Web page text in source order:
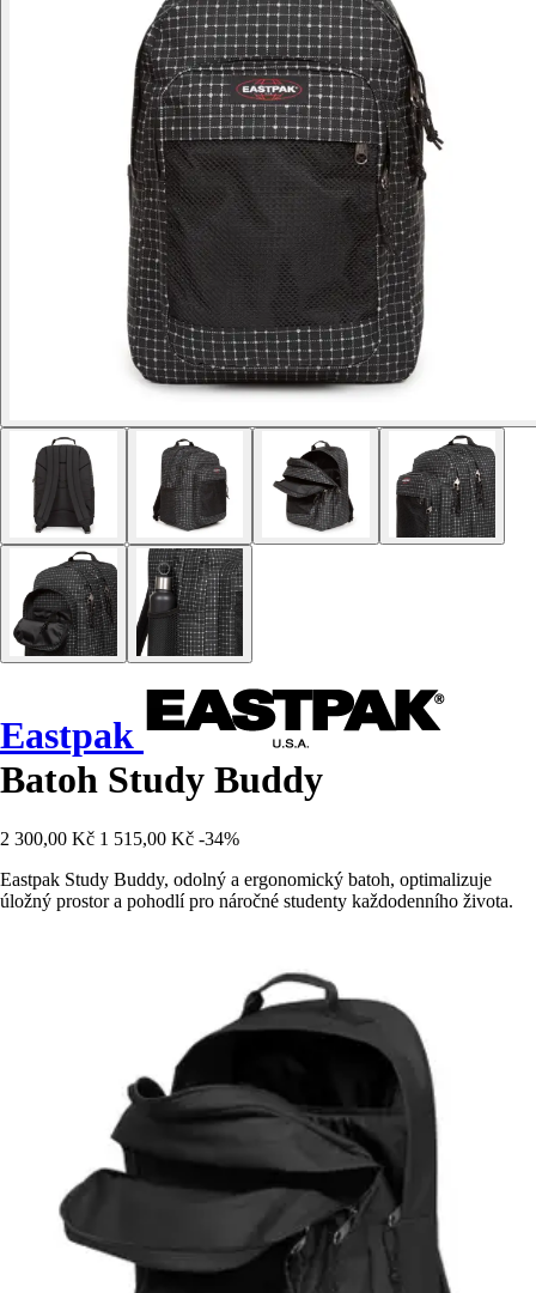
Eastpak
Batoh Study Buddy
2 300,00 Kč 1 515,00 Kč -34%
Eastpak Study Buddy, odolný a ergonomický batoh, optimalizuje
úložný prostor a pohodlí pro náročné studenty každodenního života.